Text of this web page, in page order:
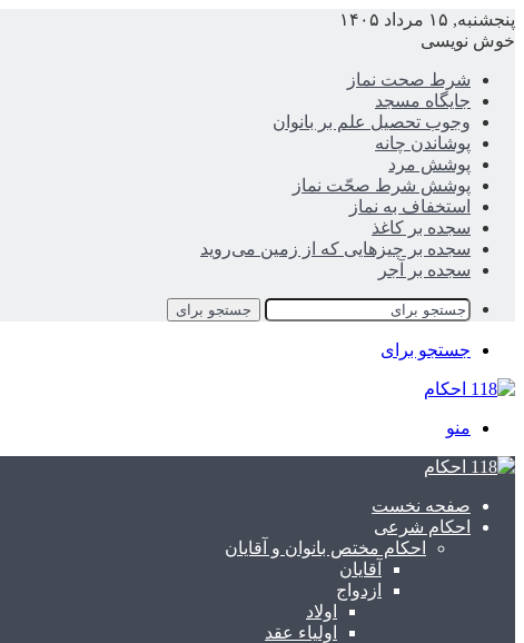
پنجشنبه, ۱۵ مرداد ۱۴۰۵
خوش نویسی
شرط صحت نماز
جایگاه مسجد
وجوب تحصیل علم بر بانوان
پوشاندن چانه
پوشش مرد
پوشش شرط صحّت نماز
استخفاف به نماز
سجده بر کاغذ
سجده بر چیزهایی که از زمین می‌روید
سجده بر آجر
جستجو برای
جستجو برای
منو
صفحه نخست
احکام شرعی
احکام مختص بانوان و آقایان
آقایان
ازدواج
اولاد
اولیاء عقد